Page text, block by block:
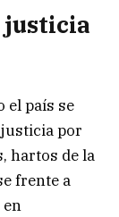
justicia
el país se
por
hartos de la
frente a